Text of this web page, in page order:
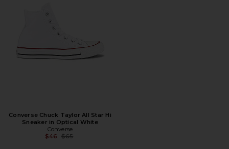
Converse Chuck Taylor All Star Hi
Sneaker in Optical White
Converse
$46
Предыдущая цена:
$65